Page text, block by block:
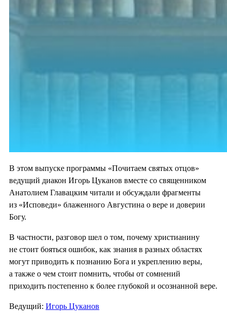
В этом выпуске программы «Почитаем святых отцов»
ведущий диакон Игорь Цуканов вместе со священником
Анатолием Главацким читали и обсуждали фрагменты
из «Исповеди» блаженного Августина о вере и доверии
Богу.
В частности, разговор шел о том, почему христианину
не стоит бояться ошибок, как знания в разных областях
могут приводить к познанию Бога и укреплению веры,
а также о чем стоит помнить, чтобы от сомнений
приходить постепенно к более глубокой и осознанной вере.
Ведущий: Игорь Цуканов